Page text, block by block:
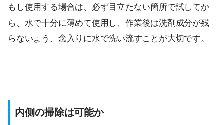
もし使用する場合は、必ず目立たない箇所で試してか
ら、水で十分に薄めて使用し、作業後は洗剤成分が残
らないよう、念入りに水で洗い流すことが大切です。
内側の掃除は可能か